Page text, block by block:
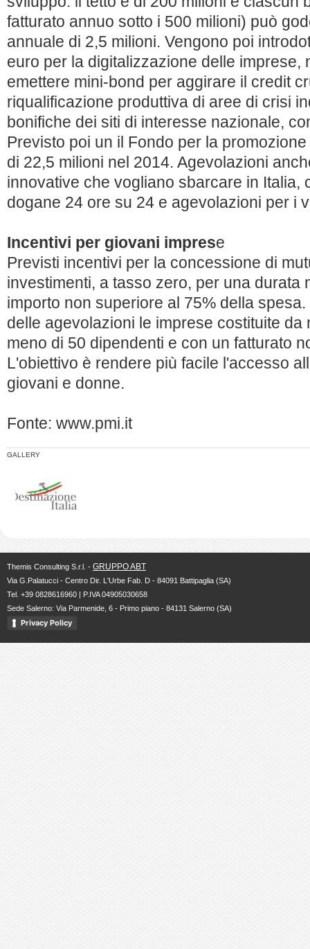
fatturato annuo sotto i 500 milioni) può
annuale di 2,5 milioni. Vengono poi
euro per la digitalizzazione delle imprese,
emettere mini-bond per aggirare il credit
riqualificazione produttiva di aree di crisi
bonifiche dei siti di interesse nazionale,
Previsto poi un il Fondo per la
di 22,5 milioni nel 2014. Agevolazioni
innovative che vogliano sbarcare in Italia,
dogane 24 ore su 24 e agevolazioni per i
Incentivi per giovani imprese
Previsti incentivi per la concessione di
investimenti, a tasso zero, per una durata
importo non superiore al 75% della
delle agevolazioni le imprese costituite da
meno di 50 dipendenti e con un fatturato
L'obiettivo è rendere più facile l'accesso
giovani e donne.
Fonte: www.pmi.it
GALLERY
Themis Consulting S.r.l. - GRUPPO ABT
Via G.Palatucci - Centro Dir. L'Urbe Fab. D - 84091 Battipaglia (SA)
Tel. +39 0828616960 | P.IVA 04905030658
Sede Salerno: Via Parmenide, 6 - Primo piano - 84131 Salerno (SA)
Privacy Policy